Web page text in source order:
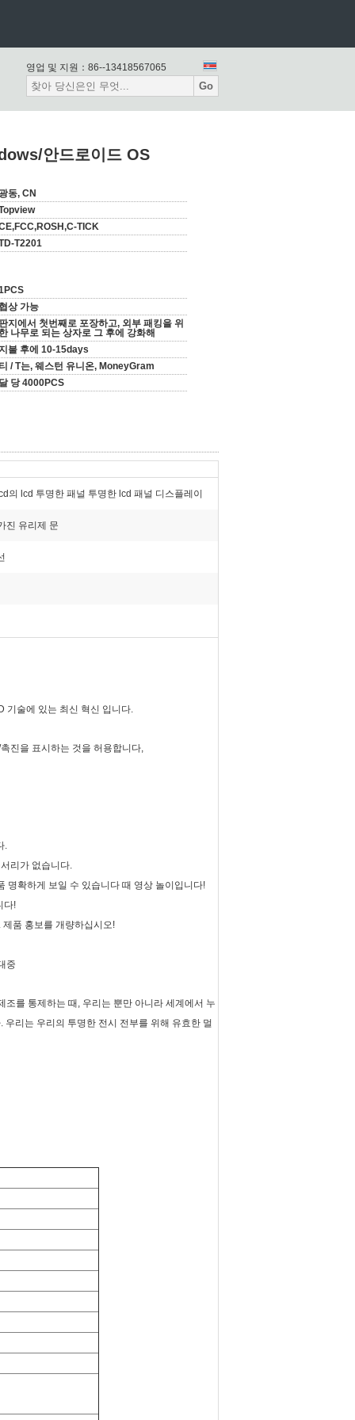
영업 및 지원： 86--13418567065
Go
안드로이드 OS
동, CN
TICK
T2201
상 가능
지에서 첫번째로 포장하고, 외부 패킹을 위
나무로 되는 상자로 그 후에 강화해
불 후에 10-15days
/ T는, 웨스턴 유니온, MoneyGram
당 4000PCS
의 lcd 투명한 패널 투명한 lcd 패널 디스플레이
진 유리제 문
기술에 있는 최신 혁신 입니다.
진을 표시하는 것을 허용합니다,
.
리가 없습니다.
명확하게 보일 수 있습니다 때 영상 놀이입니다!
다!
품 홍보를 개량하십시오!
중
를 통제하는 때, 우리는 뿐만 아니라 세계에서 누
리는 우리의 투명한 전시 전부를 위해 유효한 멀